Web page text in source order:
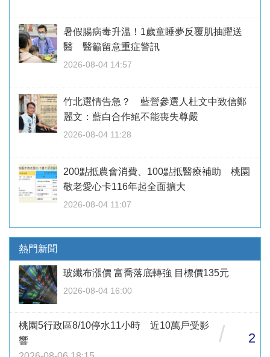
暑假腸病毒升溫！1歲童睡夢反覆肌抽躍送
醫 醫籲留意重症警訊
2026-08-04 14:57
竹北選情告急？ 藍營參選人杜文中致信鄭
麗文：藍白合作絕不能喪失尊嚴
2026-08-04 11:28
200點抵農會消費、100點抵醫療補助 桃園
敬老愛心卡116年起全面擴大
2026-08-04 11:07
熱門新聞
玻纖布漲價 富喬落底轉強 目標價135元
2026-08-04 16:00
桃園5行政區8/10停水11小時 近10萬戶受影
響
/ 2